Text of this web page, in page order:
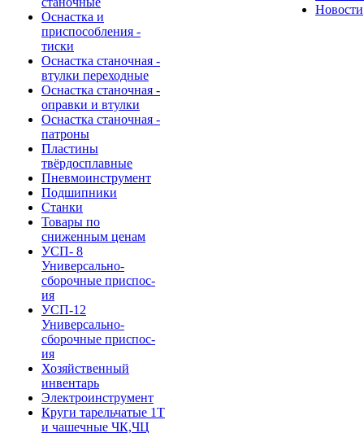
Оснастка и
приспособления -
тиски
Оснастка станочная -
втулки переходные
Оснастка станочная -
оправки и втулки
Оснастка станочная -
патроны
Пластины
твёрдосплавные
Пневмоинструмент
Подшипники
Станки
Товары по
сниженным ценам
УСП- 8
Универсально-
сборочные приспос-
ия
УСП-12
Универсально-
сборочные приспос-
ия
Хозяйственный
инвентарь
Электроинструмент
Круги тарельчатые 1Т
и чашечные ЧК,ЧЦ
Новости